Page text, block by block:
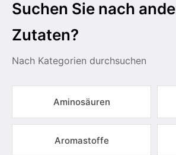
Suchen Sie nach
Zutaten?
Nach Kategorien durchsuchen
Aminosäuren
Aromastoffe